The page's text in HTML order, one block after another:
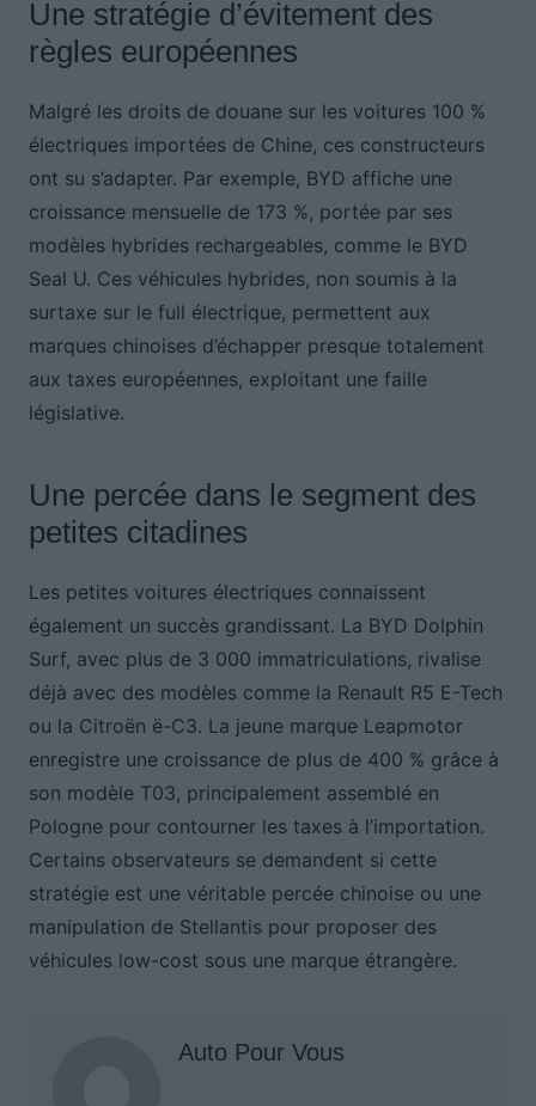
Une stratégie d’évitement des
règles européennes
Malgré les droits de douane sur les voitures 100 %
électriques importées de Chine, ces constructeurs
ont su s’adapter. Par exemple, BYD affiche une
croissance mensuelle de 173 %, portée par ses
modèles hybrides rechargeables, comme le BYD
Seal U. Ces véhicules hybrides, non soumis à la
surtaxe sur le full électrique, permettent aux
marques chinoises d’échapper presque totalement
aux taxes européennes, exploitant une faille
législative.
Une percée dans le segment des
petites citadines
Les petites voitures électriques connaissent
également un succès grandissant. La BYD Dolphin
Surf, avec plus de 3 000 immatriculations, rivalise
déjà avec des modèles comme la Renault R5 E-Tech
ou la Citroën ë-C3. La jeune marque Leapmotor
enregistre une croissance de plus de 400 % grâce à
son modèle T03, principalement assemblé en
Pologne pour contourner les taxes à l’importation.
Certains observateurs se demandent si cette
stratégie est une véritable percée chinoise ou une
manipulation de Stellantis pour proposer des
véhicules low-cost sous une marque étrangère.
Auto Pour Vous